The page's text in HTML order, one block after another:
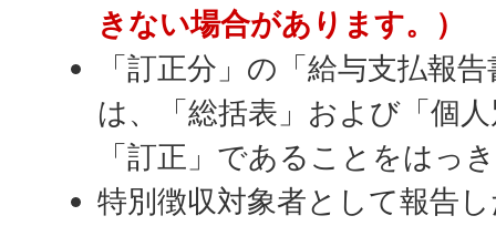
きない場合があります。）
「訂正分」の「給与支払報
は、「総括表」および「個
「訂正」であることをはっ
特別徴収対象者として報告